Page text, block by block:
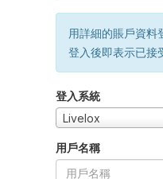
用詳細的賬戶資料
登入後即表示已接
登入系統
Livelox
用戶名稱